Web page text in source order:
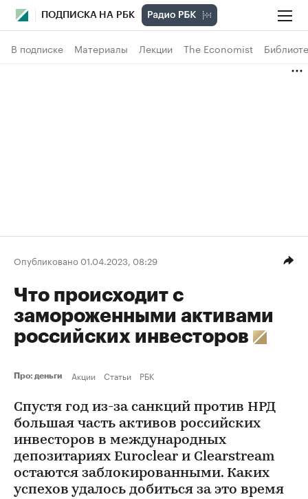
ПОДПИСКА НА РБК
В подписке Материалы Лекции The Economist
Опубликовано 01.04.2023, 08:29
Что происходит с
замороженными активами
российских инвесторов
Про: деньги Акции Статьи РБК
Спустя год из-за санкций против НРД
большая часть активов российских
инвесторов в международных
депозитариях Euroclear и Clearstream
остаются заблокированными. Каких
успехов удалось добиться за это время